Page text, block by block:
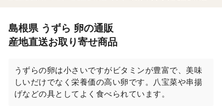
島根県 うずら 卵の通販
産地直送お取り寄せ商品
うずらの卵は小さいですがビタミンが豊富で、美味
しいだけでなく栄養価の高い卵です。八宝菜や串揚
げなどの具としてよく食べられています。